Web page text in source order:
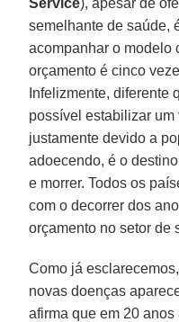
semelhante de saúde,
acompanhar o modelo
orçamento é cinco
Infelizmente, diferente
possível estabilizar um
justamente devido a
adoecendo, é o
e morrer. Todos os
com o decorrer dos
orçamento no setor de
Como já
novas doenças
afirma que em 20 anos